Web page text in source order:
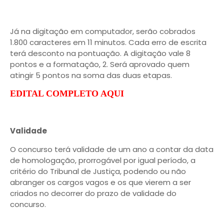
Já na digitação em computador, serão cobrados
1.800 caracteres em 11 minutos. Cada erro de escrita
terá desconto na pontuação. A digitação vale 8
pontos e a formatação, 2. Será aprovado quem
atingir 5 pontos na soma das duas etapas.
EDITAL COMPLETO AQUI
Validade
O concurso terá validade de um ano a contar da data
de homologação, prorrogável por igual período, a
critério do Tribunal de Justiça, podendo ou não
abranger os cargos vagos e os que vierem a ser
criados no decorrer do prazo de validade do
concurso.